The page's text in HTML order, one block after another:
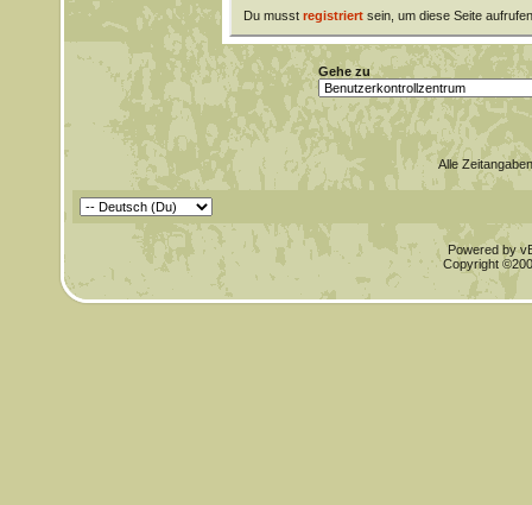
Du musst registriertsein, um diese Seite
Gehe zu
Alle
Powered by
Copyright